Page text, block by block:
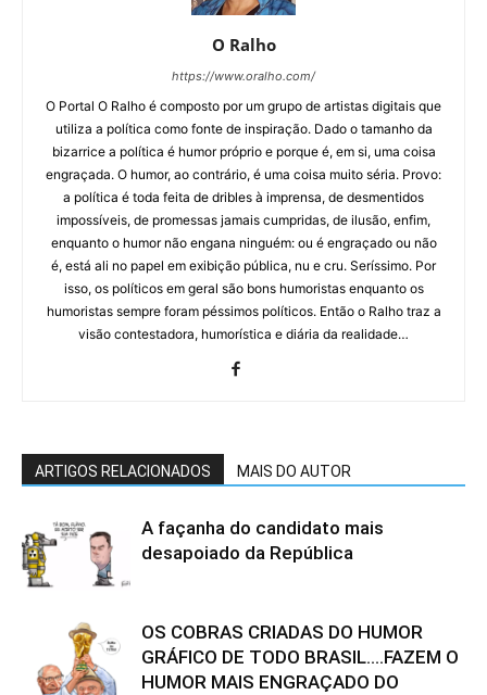
O Ralho
https://www.oralho.com/
O Portal O Ralho é composto por um grupo de artistas digitais que
utiliza a política como fonte de inspiração. Dado o tamanho da
bizarrice a política é humor próprio e porque é, em si, uma coisa
engraçada. O humor, ao contrário, é uma coisa muito séria. Provo:
a política é toda feita de dribles à imprensa, de desmentidos
impossíveis, de promessas jamais cumpridas, de ilusão, enfim,
enquanto o humor não engana ninguém: ou é engraçado ou não
é, está ali no papel em exibição pública, nu e cru. Seríssimo. Por
isso, os políticos em geral são bons humoristas enquanto os
humoristas sempre foram péssimos políticos. Então o Ralho traz a
visão contestadora, humorística e diária da realidade…
ARTIGOS RELACIONADOS MAIS DO AUTOR
A façanha do candidato mais
desapoiado da República
OS COBRAS CRIADAS DO HUMOR
GRÁFICO DE TODO BRASIL….FAZEM O
HUMOR MAIS ENGRAÇADO DO